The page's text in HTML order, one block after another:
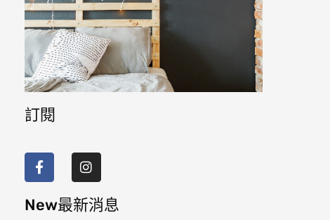
訂閱
a
c
e
b
o
n
s
t
a
g
New最新消息